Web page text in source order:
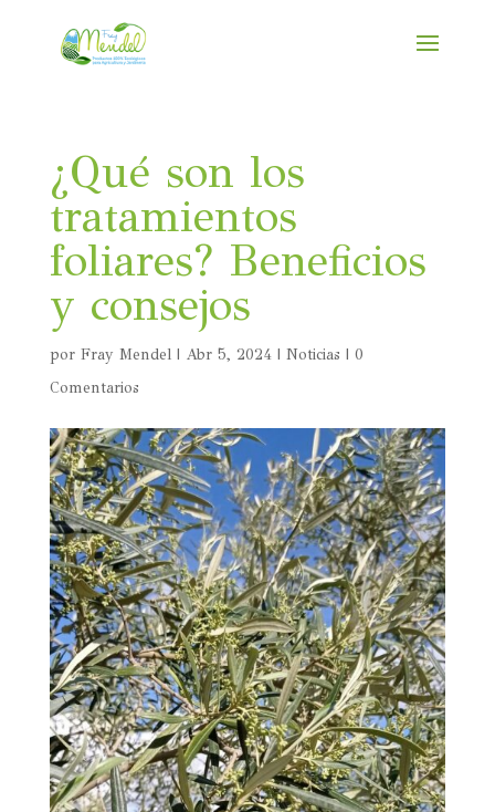
¿Qué son los
tratamientos
foliares? Beneficios
y consejos
por Fray Mendel| Abr 5, 2024| Noticias | 0
Comentarios